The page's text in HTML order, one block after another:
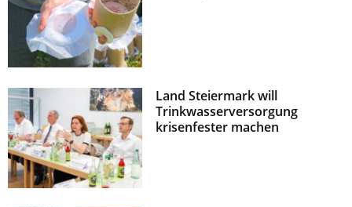
Land Steiermark will
Trinkwasserversorgung
krisenfester machen